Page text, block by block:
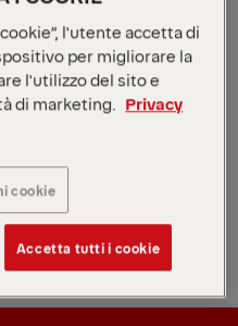
operatori una scelta
dell'equipaggiamento
l'utente accetta di
per migliorare la
l'utilizzo del sito e
di marketing. Privacy
cookie
Accetta tutti i cookie